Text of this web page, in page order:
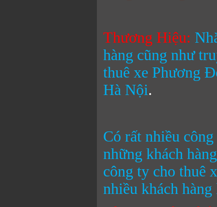
Thương Hiệu:
hàng cũng như
thuê xe Phương
Hà Nội.
Có rất nhiều
những khách
công ty cho thuê
nhiều khách